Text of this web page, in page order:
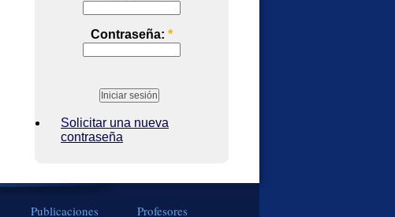
Contraseña: *
Solicitar una nueva
contraseña
Publicaciones Profesores